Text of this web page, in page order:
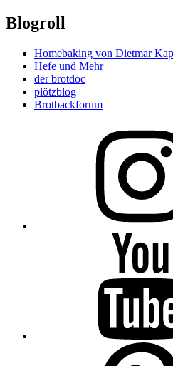
Blogroll
Homebaking von Dietmar
Hefe und Mehr
der brotdoc
plötzblog
Brotbackforum